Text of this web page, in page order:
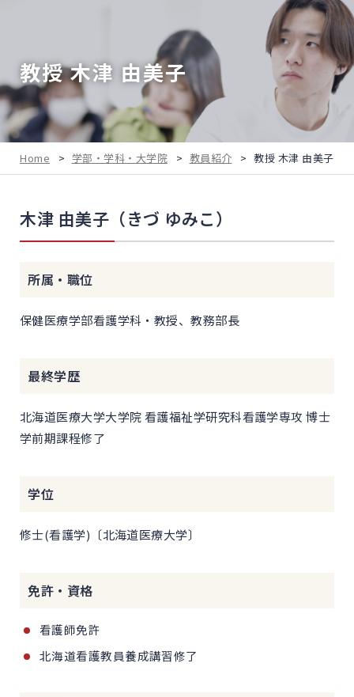
教授 木津 由美子
Home > 学部・学科・大学院 > 教員紹介 > 教授 木津 由美子
木津 由美子（きづ ゆみこ）
所属・職位
保健医療学部看護学科・教授、教務部長
最終学歴
北海道医療大学大学院 看護福祉学研究科看護学専攻 博士
学前期課程修了
学位
修士(看護学)〔北海道医療大学〕
免許・資格
看護師免許
北海道看護教員養成講習修了